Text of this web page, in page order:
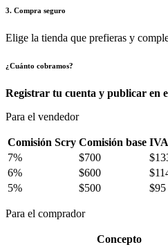
3. Compra seguro
Elige la tienda que prefieras y
¿Cuánto cobramos?
Registrar tu cuenta y publicar en
Para el vendedor
Comisión Scry Comisión base
7%
$700
6%
$600
5%
$500 $95
Para el comprador
Concepto